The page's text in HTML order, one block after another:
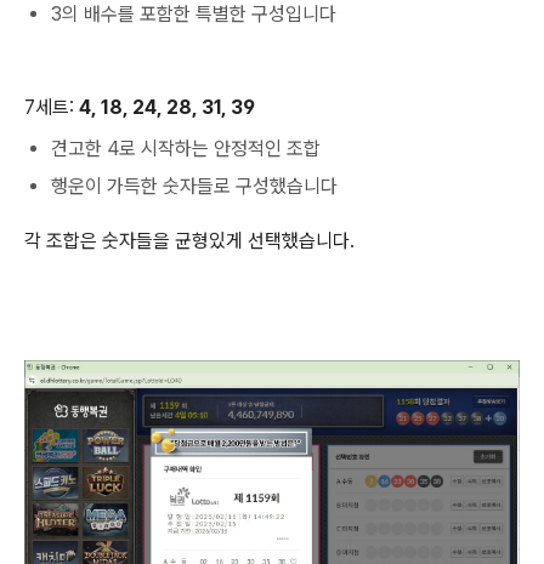
3의 배수를 포함한 특별한 구성입니다
7세트: 4, 18, 24, 28, 31, 39
견고한 4로 시작하는 안정적인 조합
행운이 가득한 숫자들로 구성했습니다
각 조합은 숫자들을 균형있게 선택했습니다.